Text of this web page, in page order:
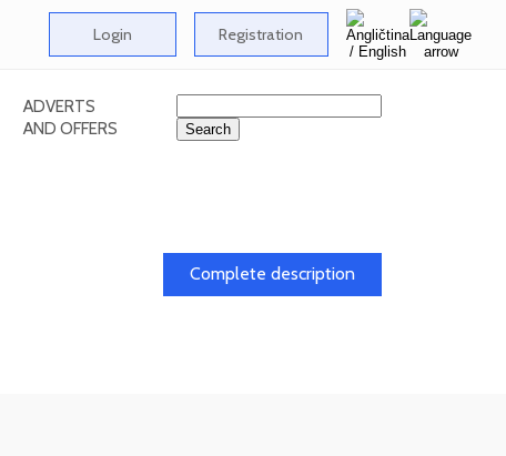
Login Registration
ADVERTS
AND OFFERS
Complete description